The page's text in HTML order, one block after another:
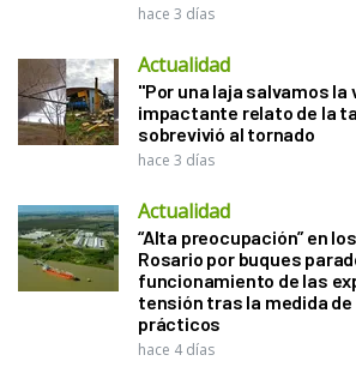
hace 3 días
Actualidad
"Por una laja salvamos la
impactante relato de la
sobrevivió al tornado
hace 3 días
Actualidad
“Alta preocupación” en
Rosario por buques
funcionamiento de las
tensión tras la medida
prácticos
hace 4 días